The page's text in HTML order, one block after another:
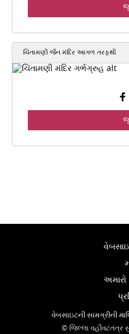
ચિંતામણી જૈન મંદિર આગળ તરફ્થી
અમારો
વેબસાઇટની સામગ્રીની
© જિલ્લા વહીવટતંત્ર